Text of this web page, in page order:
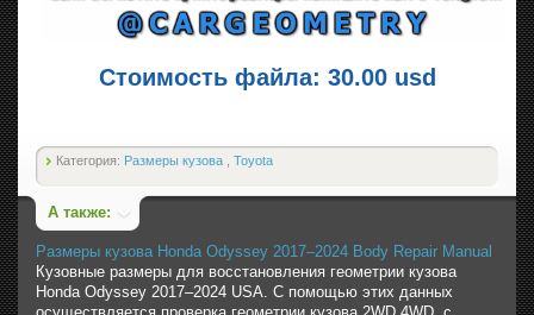
Стоимость файла: 30.00 usd
Категория: Размеры кузова , Toyota
А также:
Размеры кузова Honda Odyssey 2017–2024 Body Repair Manual
Кузовные размеры для восстановления геометрии кузова
Honda Odyssey 2017–2024 USA. С помощью этих данных